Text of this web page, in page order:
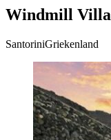
Windmill
SantoriniGriekenland